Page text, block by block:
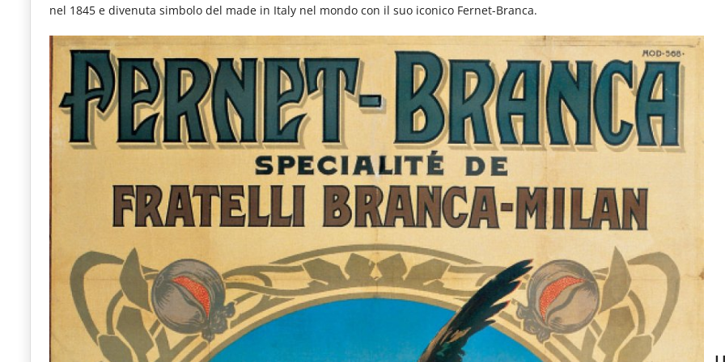
le
novità
del
comparto
Horeca.
nel 1845 e divenuta simbolo del made in Italy nel mondo con il suo iconico Fernet-Branca.